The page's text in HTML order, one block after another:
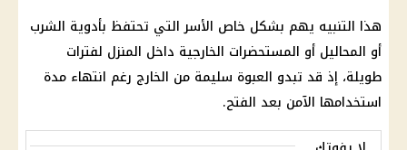
هذا التنبيه يهم بشكل خاص الأسر التي تحتفظ بأدوية الشرب
أو المحاليل أو المستحضرات الخارجية داخل المنزل لفترات
طويلة، إذ قد تبدو العبوة سليمة من الخارج رغم انتهاء مدة
استخدامها الآمن بعد الفتح.